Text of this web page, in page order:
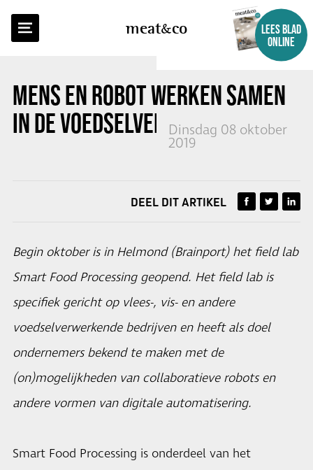
meatco
LEES BLAD
ONLINE
MENS EN ROBOT WERKEN SAMEN
IN DE VOEDSELVERWERKING
Dinsdag 08 oktober
2019
TERUG NAAR OVERZICHT
DEEL DIT ARTIKEL
Begin oktober is in Helmond (Brainport) het field lab
Smart Food Processing geopend. Het field lab is
specifiek gericht op vlees-, vis- en andere
voedselverwerkende bedrijven en heeft als doel
ondernemers bekend te maken met de
(on)mogelijkheden van collaboratieve robots en
andere vormen van digitale automatisering.
Smart Food Processing is onderdeel van het